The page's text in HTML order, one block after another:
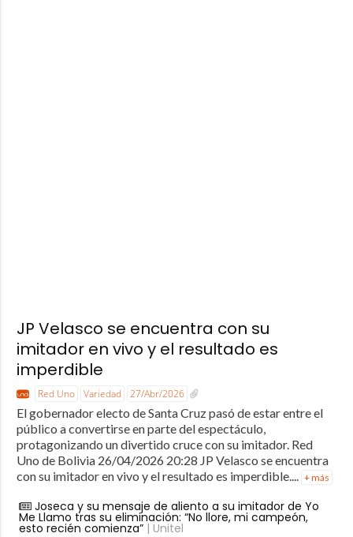
JP Velasco se encuentra con su
imitador en vivo y el resultado es
imperdible
Red Uno Variedad 27/Abr/2026
El gobernador electo de Santa Cruz pasó de estar entre el
público a convertirse en parte del espectáculo,
protagonizando un divertido cruce con su imitador. Red
Uno de Bolivia 26/04/2026 20:28 JP Velasco se encuentra
con su imitador en vivo y el resultado es imperdible....
+ más
Joseca y su mensaje de aliento a su imitador de Yo
Me Llamo tras su eliminación: “No llore, mi campeón,
esto recién comienza”| Unitel